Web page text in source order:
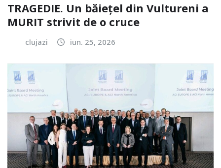
TRAGEDIE. Un băiețel din Vultureni a
MURIT strivit de o cruce
clujazi iun. 25, 2026